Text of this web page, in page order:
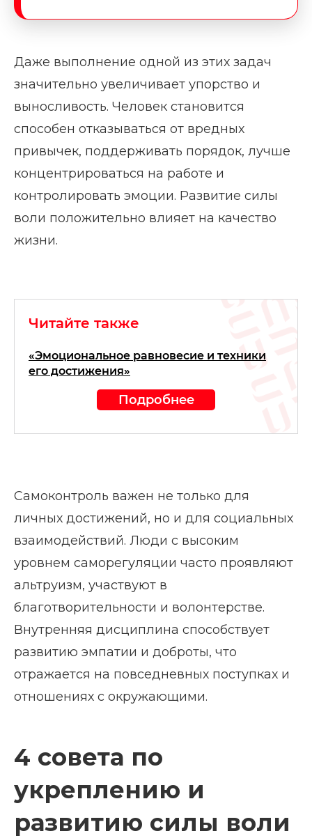
Даже выполнение одной из этих задач
значительно увеличивает упорство и
выносливость. Человек становится
способен отказываться от вредных
привычек, поддерживать порядок, лучше
концентрироваться на работе и
контролировать эмоции. Развитие силы
воли положительно влияет на качество
жизни.
Читайте также
«Эмоциональное равновесие и техники
его достижения»
Подробнее
Самоконтроль важен не только для
личных достижений, но и для социальных
взаимодействий. Люди с высоким
уровнем саморегуляции часто проявляют
альтруизм, участвуют в
благотворительности и волонтерстве.
Внутренняя дисциплина способствует
развитию эмпатии и доброты, что
отражается на повседневных поступках и
отношениях с окружающими.
4 совета по
укреплению и
развитию силы воли